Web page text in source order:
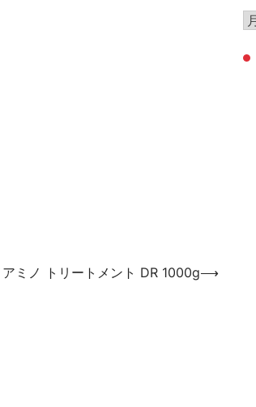
ミノ トリートメント DR 1000g⟶
リ
ー
ア
カ